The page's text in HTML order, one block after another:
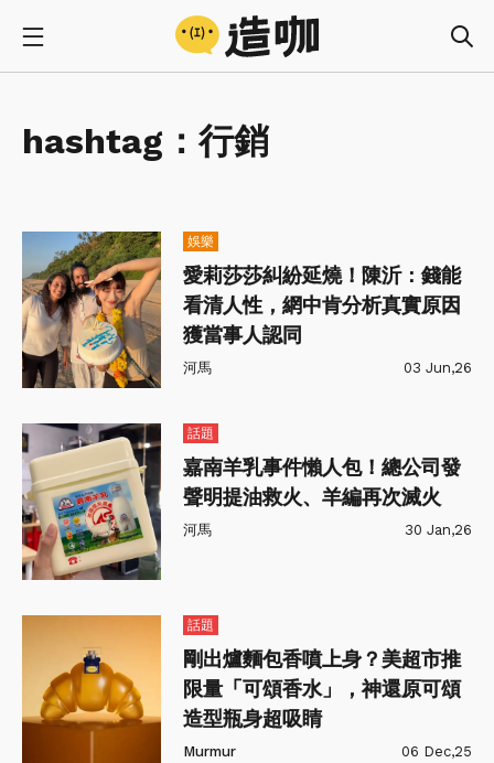
hashtag： 行銷
娛樂
愛莉莎莎糾紛延燒！陳沂：錢能
看清人性，網中肯分析真實原因
獲當事人認同
河馬 03 Jun,26
話題
嘉南羊乳事件懶人包！總公司發
聲明提油救火、羊編再次滅火
河馬 30 Jan,26
話題
剛出爐麵包香噴上身？美超市推
限量「可頌香水」，神還原可頌
造型瓶身超吸睛
Murmur 06 Dec,25